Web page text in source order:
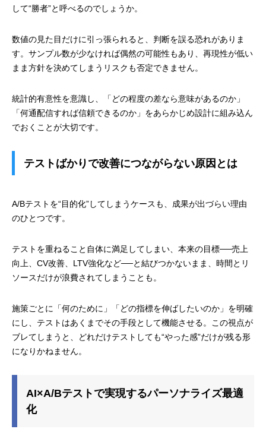
して“勝者”と呼べるのでしょうか。
数値の見た目だけに引っ張られると、判断を誤る恐れがありま
す。サンプル数が少なければ偶然の可能性もあり、再現性が低い
まま方針を決めてしまうリスクも否定できません。
統計的有意性を意識し、「どの程度の差なら意味があるのか」
「何通配信すれば信頼できるのか」をあらかじめ設計に組み込ん
でおくことが大切です。
テストばかりで改善につながらない原因とは
A/Bテストを“目的化”してしまうケースも、成果が出づらい理由
のひとつです。
テストを重ねること自体に満足してしまい、本来の目標──売上
向上、CV改善、LTV強化など──と結びつかないまま、時間とリ
ソースだけが浪費されてしまうことも。
施策ごとに「何のために」「どの指標を伸ばしたいのか」を明確
にし、テストはあくまでその手段として機能させる。この視点が
ブレてしまうと、どれだけテストしても“やった感”だけが残る形
になりかねません。
AI×A/Bテストで実現するパーソナライズ最適
化